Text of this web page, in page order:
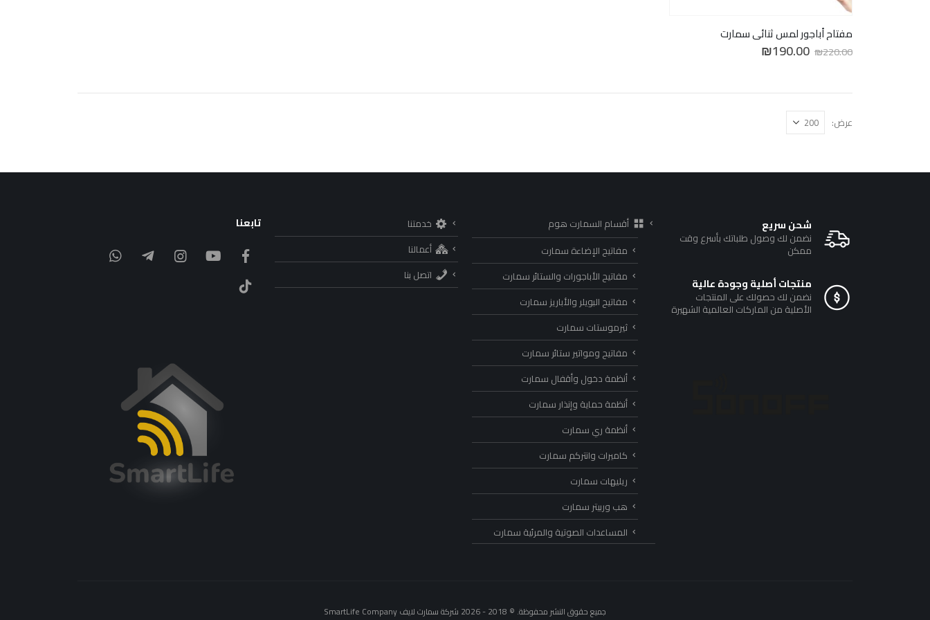
مفتاح أباجور لمس ثنائي سمارت
₪220.00 السعر
الأصلي
₪220.00.
₪190.00
₪190.00.
عرض:
شحن سريع
نضمن لك وصول طلباتك بأسرع وقت
ممكن
منتجات أصلية وجودة عالية
نضمن لك حصولك على المنتجات
الأصلية من الماركات العالمية الشهيرة
أقسام السمارت هوم
مفاتيح الإضاءة سمارت
مفاتيح الأباجورات والستائر سمارت
مفاتيح البويلر والأباريز سمارت
ثيرموستات سمارت
مفاتيح ومواتير ستائر سمارت
أنظمة دخول وأقفال سمارت
أنظمة حماية وإنذار سمارت
أنظمة ري سمارت
كاميرات وانتركم سمارت
ريليهات سمارت
هب وربيتر سمارت
المساعدات الصوتية والمرئية سمارت
خدمتنا
أعمالنا
اتصل بنا
تابعنا
جميع حقوق النشر محفوظة. © 2018 - 2026 شركة سمارت لايف SmartLife Company